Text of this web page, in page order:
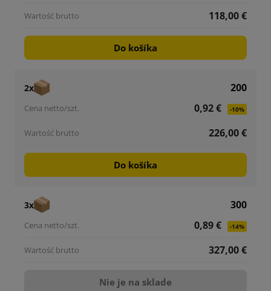
118,00 €
Do košíka
2x
200
0,92 €
-10%
226,00 €
Do košíka
3x
300
0,89 €
-14%
327,00 €
Nie je na sklade